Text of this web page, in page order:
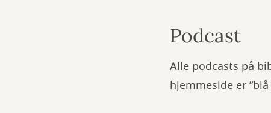
Podcast
Alle podcasts på
hjemmeside er